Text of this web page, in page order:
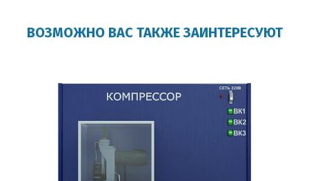
ВОЗМОЖНО ВАС ТАКЖЕ ЗАИНТЕРЕСУЮТ